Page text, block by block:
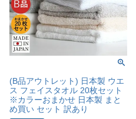
(B品アウトレット) 日本製 ウエ
ス フェイスタオル 20枚セット
※カラーおまかせ 日本製 まと
め買い セット 訳あり